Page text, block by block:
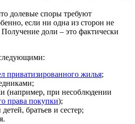
долевые споры требуют
если ни одна из сторон не
доли – это фактически
приватизированного жилья;
(например, при несоблюдении
права покупки);
братьев и сестер;